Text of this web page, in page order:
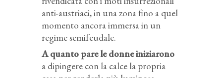
anti-austriaci, in una zona fino a quel
momento ancora immersa in un
regime semifeudale.
A quanto pare le donne iniziarono
a dipingere con la calce la propria